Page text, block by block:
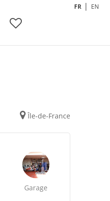
FR EN
Île-de-France
Garage